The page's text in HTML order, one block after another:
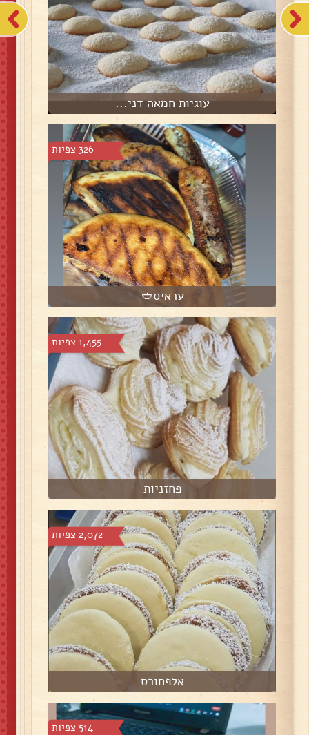
עוגיות חמאה דני...
326 צפיות
עראיס🥙
1,455 צפיות
פחזניות
2,072 צפיות
אלפחורס
514 צפיות